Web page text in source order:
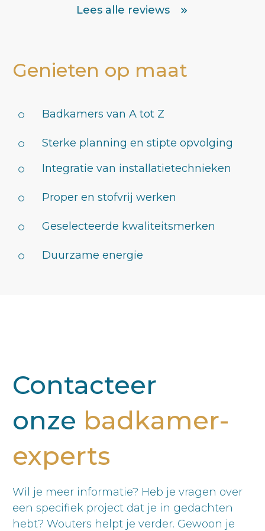
Lees alle reviews
Genieten op maat
Badkamers van A tot Z
Sterke planning en stipte opvolging
Integratie van installatietechnieken
Proper en stofvrij werken
Geselecteerde kwaliteitsmerken
Duurzame energie
Contacteer
onze badkamer-
experts
Wil je meer informatie? Heb je vragen over
een specifiek project dat je in gedachten
hebt? Wouters helpt je verder. Gewoon je